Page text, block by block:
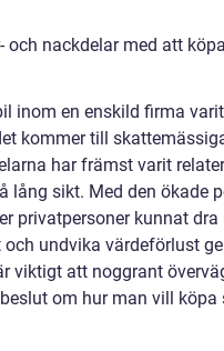
och nackdelar med att
inom en enskild firma
kommer till
har främst varit
lång sikt. Med den ökade
privatpersoner kunnat
undvika värdeförlust
viktigt att noggrant
om hur man vill köpa